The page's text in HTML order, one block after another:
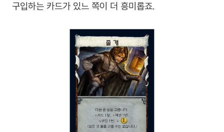
구입하는 카드가 있느 쪽이 더 흥미롭죠.